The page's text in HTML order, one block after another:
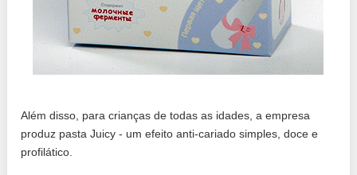
Além disso, para crianças de todas as idades, a empresa
produz pasta Juicy - um efeito anti-cariado simples, doce e
profilático.